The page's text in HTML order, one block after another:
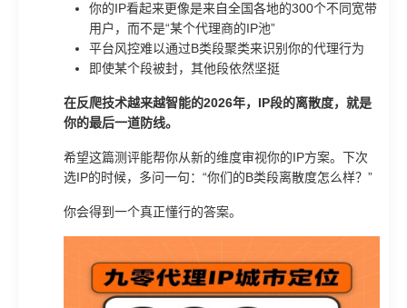
你的IP看起来更像是来自全国各地的300个不同宽带
用户，而不是“某个代理商的IP池”
平台风控难以通过B类段聚类来识别你的代理行为
即使某个段被封，其他段依然坚挺
在反爬技术越来越智能的2026年，IP段的离散度，就是
你的最后一道防线。
希望这篇测评能帮你从新的维度审视你的IP方案。下次
选IP的时候，多问一句：“你们的B类段离散度怎么样？”
你会得到一个真正懂行的答案。